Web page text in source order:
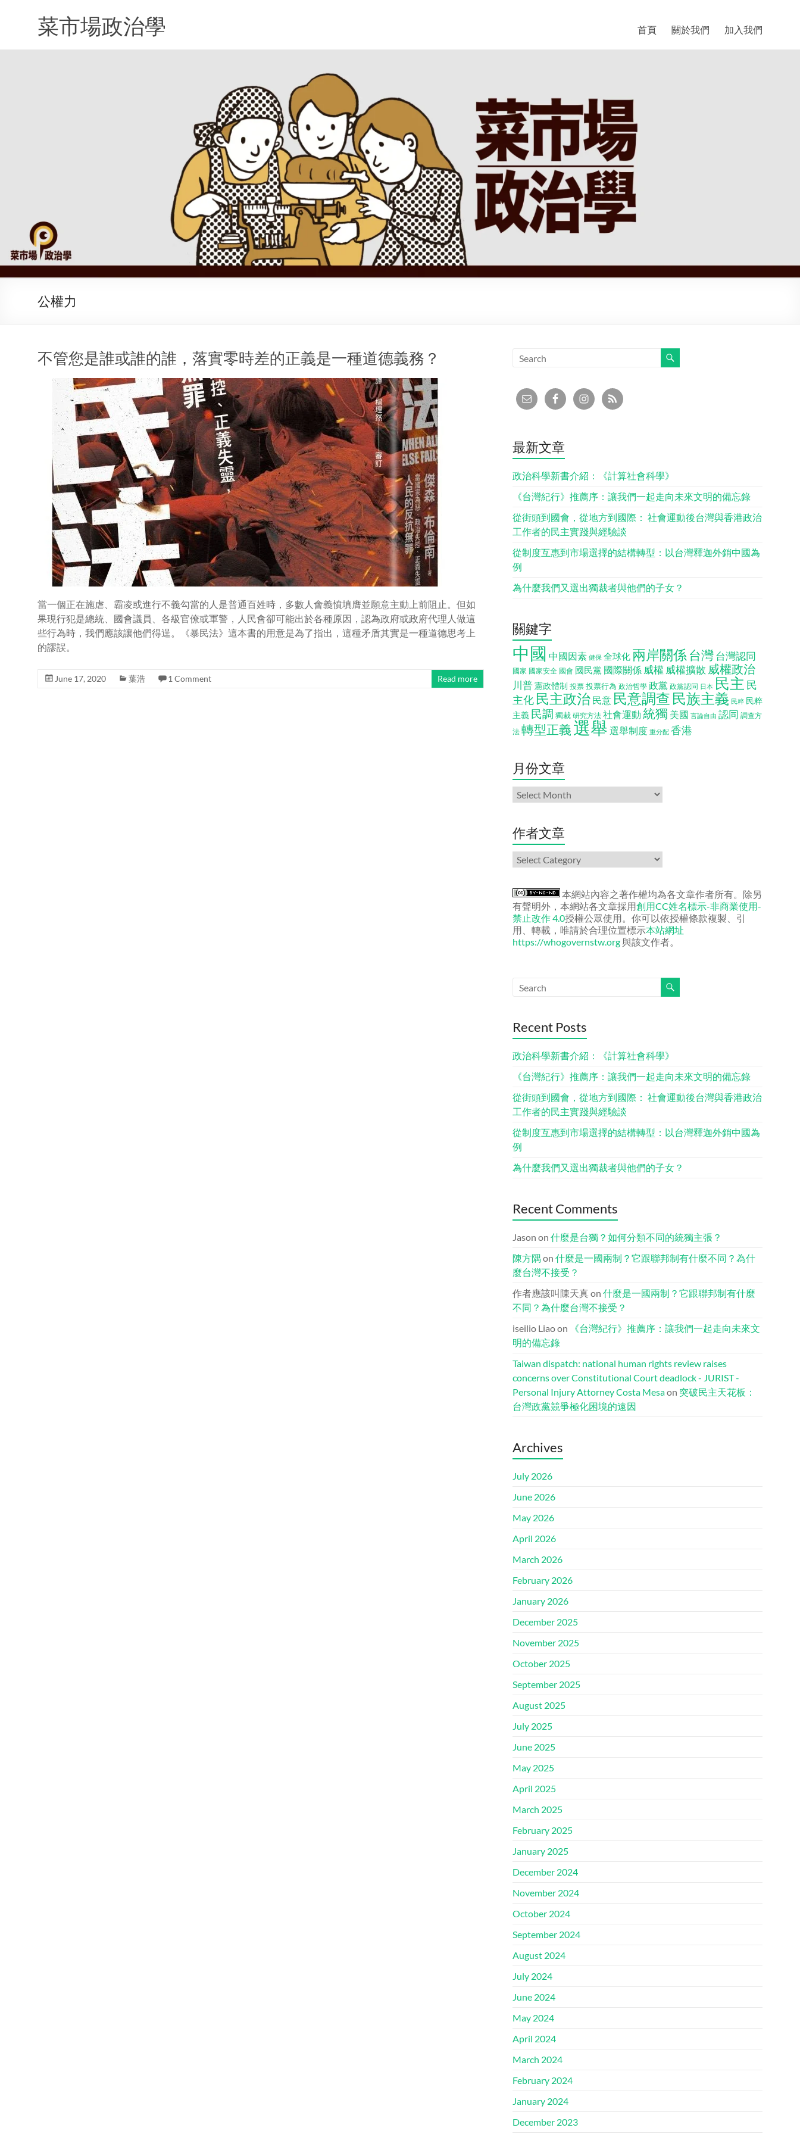
菜市場政治學 首頁 關於我們 加入我們
公權力
不管您是誰或誰的誰，落實零時差的正義是一種道德義務？
當一個正在施虐、霸凌或進行不義勾當的人是普通百姓時，多數人會義憤填膺並願意主動上前阻止。但如
果現行犯是總統、國會議員、各級官僚或軍警，人民會卻可能出於各種原因，認為政府或政府代理人做這
些行為時，我們應該讓他們得逞。《暴民法》這本書的用意是為了指出，這種矛盾其實是一種道德思考上
的謬誤。
June 17, 2020 葉浩 1 Comment Read more
最新文章
政治科學新書介紹：《計算社會科學》
《台灣紀行》推薦序：讓我們一起走向未來文明的備忘錄
從街頭到國會，從地方到國際： 社會運動後台灣與香港政治
工作者的民主實踐與經驗談
從制度互惠到市場選擇的結構轉型：以台灣釋迦外銷中國為
例
為什麼我們又選出獨裁者與他們的子女？
關鍵字
中國 中國因素 健保 全球化 兩岸關係 台灣台灣認同
國家 國家安全 國會 國民黨 國際關係 威權 威權擴散 威權政治
川普憲政體制 投票 投票行為 政治哲學 政黨 政黨認同 日本 民主 民
主化民主政治 民意 民意調查 民族主義 民粹 民粹
主義 民調 獨裁 研究方法 社會運動 統獨 美國 言論自由 認同 調查方
法 轉型正義 選舉 選舉制度 重分配 香港
月份文章
月
份
章
作者文章
作
者
章
本網站內容之著作權均為各文章作者所有。除另
有聲明外，本網站各文章採用創用CC姓名標示-非商業使用-
禁止改作 4.0授權公眾使用。你可以依授權條款複製、引
用、轉載，唯請於合理位置標示本站網址
https://whogovernstw.org與該文作者。
Recent Posts
政治科學新書介紹：《計算社會科學》
《台灣紀行》推薦序：讓我們一起走向未來文明的備忘錄
從街頭到國會，從地方到國際： 社會運動後台灣與香港政治
工作者的民主實踐與經驗談
從制度互惠到市場選擇的結構轉型：以台灣釋迦外銷中國為
例
為什麼我們又選出獨裁者與他們的子女？
Recent Comments
Jason on 什麼是台獨？如何分類不同的統獨主張？
陳方隅 on 什麼是一國兩制？它跟聯邦制有什麼不同？為什
麼台灣不接受？
作者應該叫陳天真on 什麼是一國兩制？它跟聯邦制有什麼
不同？為什麼台灣不接受？
iseilio Liaoon
《台灣紀行》推薦序：讓我們一起走向未來文
明的備忘錄
Taiwan dispatch: national human rights review raises
concerns over Constitutional Court deadlock - JURIST -
Personal Injury Attorney Costa Mesaon 突破民主天花板：
台灣政黨競爭極化困境的遠因
Archives
July 2026
June 2026
May 2026
April 2026
March 2026
February 2026
January 2026
December 2025
November 2025
October 2025
September 2025
August 2025
July 2025
June 2025
May 2025
April 2025
March 2025
February 2025
January 2025
December 2024
November 2024
October 2024
September 2024
August 2024
July 2024
June 2024
May 2024
April 2024
March 2024
February 2024
January 2024
December 2023